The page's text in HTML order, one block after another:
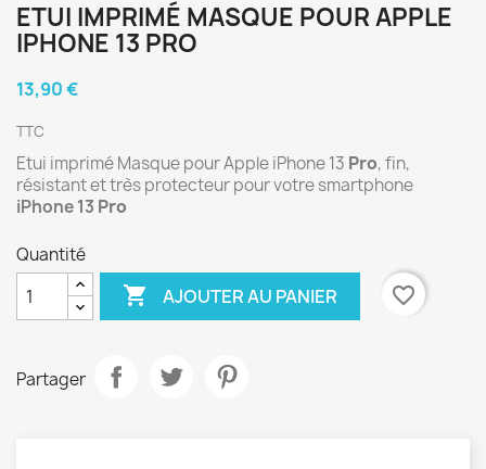
ETUI IMPRIMÉ MASQUE POUR APPLE
IPHONE 13 PRO
13,90 €
TTC
Etui imprimé Masque pour Apple iPhone 13 Pro, fin,
résistant et très protecteur pour votre smartphone
iPhone 13 Pro
Quantité
 AJOUTER AU PANIER favorite_border
Partager